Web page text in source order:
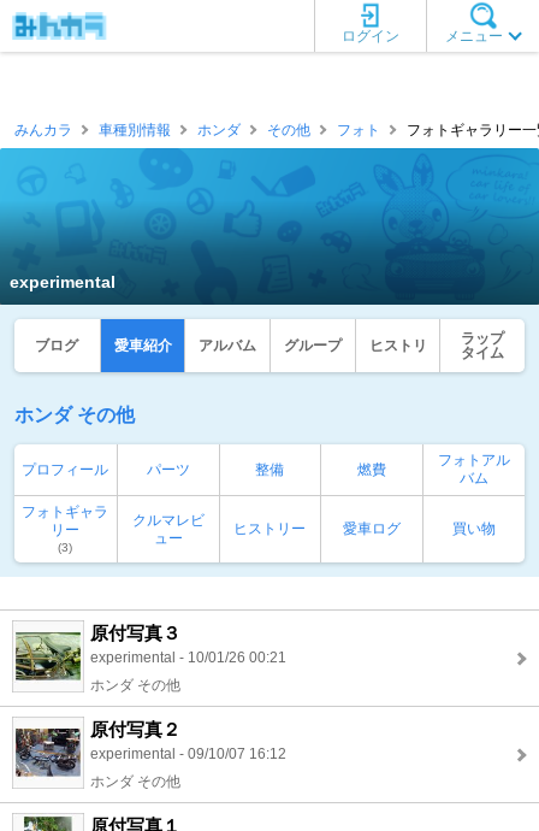
メニュー
ログイン
みんカラ 車種別情報 ホンダ その他 フォト フォトギャラリー
experimental
ブログ 愛車紹介 アルバム グループ ヒストリ
ラップ
タイム
ホンダ その他
プロフィール パーツ 整備 燃費
フォトアル
バム
フォトギャラ
リー
(3)
クルマレビ
ュー
ヒストリー 愛車ログ 買い物
原付写真３
experimental - 10/01/26 00:21
ホンダ その他
原付写真２
experimental - 09/10/07 16:12
ホンダ その他
原付写真１